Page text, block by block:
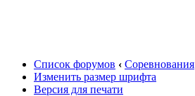
Список форумов ‹ Соревнования
Изменить размер шрифта
Версия для печати